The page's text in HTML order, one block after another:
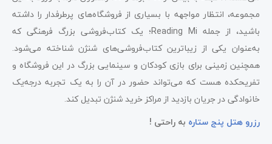
مجموعه، انتظار مواجهه با بسیاری از فروشگاه‌های پرطرفدار را داشته
باشید، از جمله Reading Mi؛ یک کتاب‌فروشی بزرگ فرهنگی که
به‌عنوان یکی از زیباترین کتاب‌فروشی‌های شنژن شناخته می‌شود.
همچنین زمینی برای بازی کودکان و سینمایی بزرگ در این فروشگاه و
تفریحکده هست که می‌تواند حضور در آن را به یک تجربه‌‌ درجه‌یک
خانوادگی در جریان بازدید از مراکز خرید شنژن تبدیل کند.
رزرو هتل پنج ستاره به راحتی !